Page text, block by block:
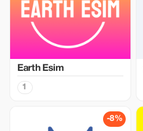
Earth Esim
1
-8%